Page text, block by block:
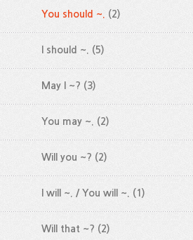
You should ~. (2)
I should ~. (5)
May I ~? (3)
You may ~. (2)
Will you ~? (2)
I will ~. / You will ~. (1)
Will that ~? (2)